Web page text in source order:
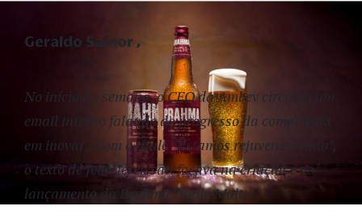
No início da semana, o CEO da Ambev circulou um
email interno falando do progresso da companhia
em inovar. Com o título “Estamos rejuvenescendo”,
o texto de Jean Jereissati focava na criação e no
lançamento da Brahma Duplo Malte.
Geraldo Samor